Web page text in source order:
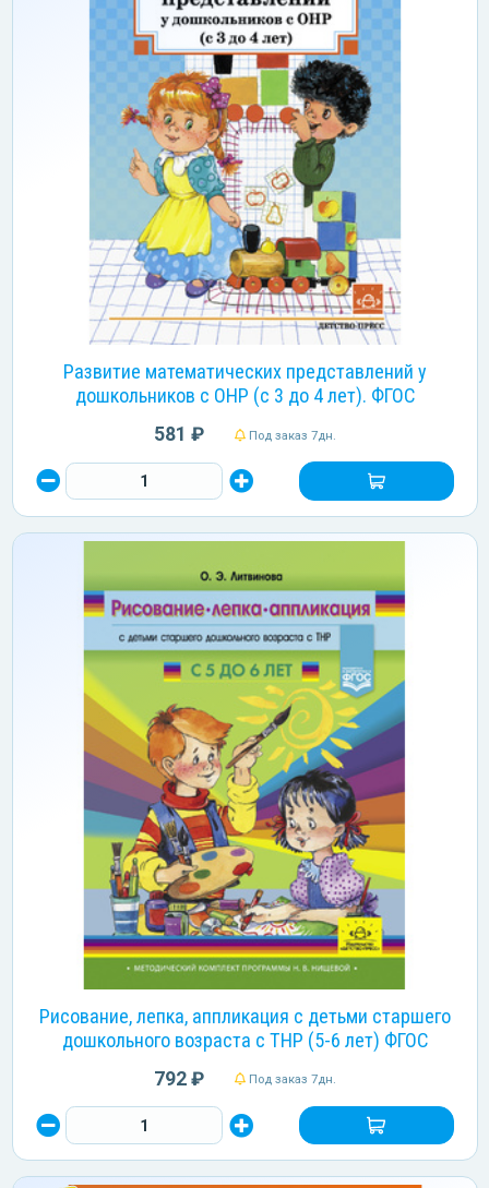
Развитие математических представлений у
дошкольников с ОНР (с 3 до 4 лет). ФГОС
581 ₽ Под заказ 7дн.
Рисование, лепка, аппликация с детьми старшего
дошкольного возраста с ТНР (5-6 лет) ФГОС
792 ₽ Под заказ 7дн.